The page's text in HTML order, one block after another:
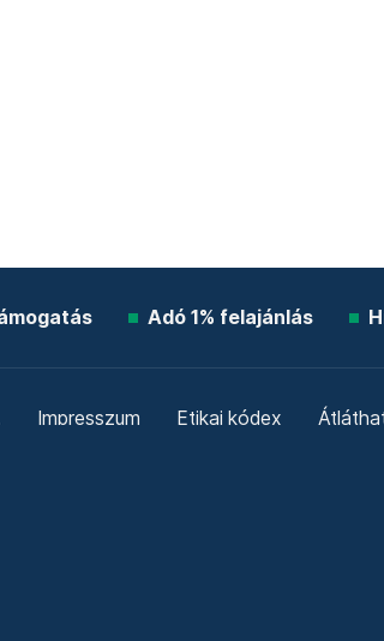
Adó 1% felajánlás
Impresszum Etikai kódex